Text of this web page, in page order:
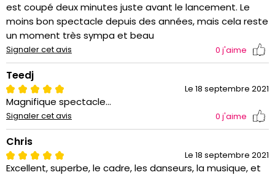
est coupé deux minutes juste avant le lancement. Le
moins bon spectacle depuis des années, mais cela reste
un moment très sympa et beau
Signaler cet avis 0 j'aime
Teedj
Le 18 septembre 2021
Magnifique spectacle...
Signaler cet avis 0 j'aime
Chris
Le 18 septembre 2021
Excellent, superbe, le cadre, les danseurs, la musique, et